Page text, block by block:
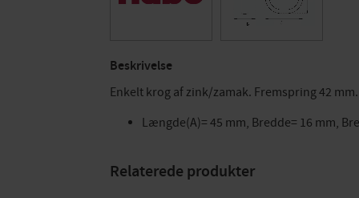
Beskrivelse
Enkelt krog af zink/zamak. Fremspring 42 mm.
Længde(A)= 45 mm, Bredde= 16 mm,
Relaterede produkter